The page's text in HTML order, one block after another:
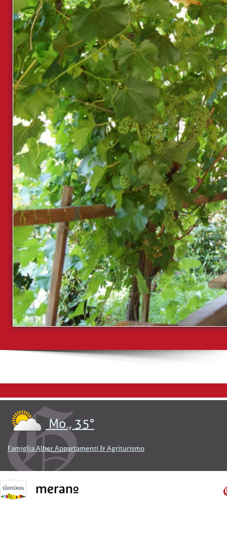
Mo., 35°
Famiglia Alber Appartamenti & Agriturismo